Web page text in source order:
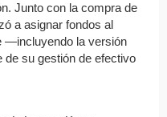
Junto con la compra de
a asignar fondos al
—incluyendo la versión
su gestión de efectivo